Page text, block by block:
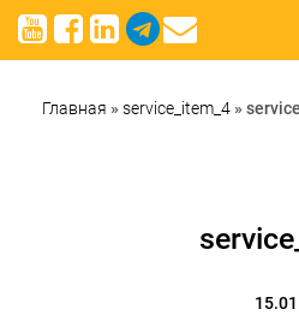
Главная »service_item_4»